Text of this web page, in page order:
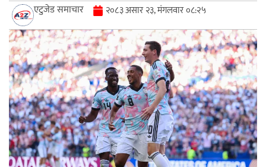
एटुजेड समाचार २०८३ असार २३, मंगलवार ०८:२५